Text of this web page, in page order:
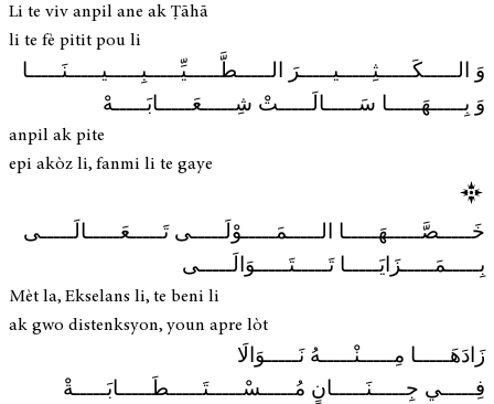
Li te viv anpil ane ak Ṭāhā
li te fè pitit pou li
وَ الـــــكَـــــثِـــــيـــــرَ الـــــطَّـــــيِّـــــبِـــــيـــــنَـــــا
وَ بِـــــهَـــــا سَـــــالَـــــتْ شِـــــعَـــــابَـــــهْ
anpil ak pite
epi akòz li, fanmi li te gaye
خَـــــصَّـــــهَـــــا الـــــمَـــــوْلَـــــى تَـــــعَـــــالَـــــى
بِـــــمَـــــزَايَـــــا تَـــــتَـــــوَالَـــــى
Mèt la, Ekselans li, te beni li
ak gwo distenksyon, youn apre lòt
زَادَهَـــــا مِـــــنْـــــهُ نَـــــوَالَا
فِـــــي جِـــــنَـــــانٍ مُـــــسْـــــتَـــــطَـــــابَـــــةْ